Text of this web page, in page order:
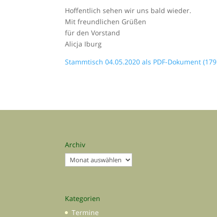
Hoffentlich sehen wir uns bald wieder.
Mit freundlichen Grüßen
für den Vorstand
Alicja Iburg
Stammtisch 04.05.2020 als PDF-Dokument
Archiv
Archiv
Kategorien
Termine